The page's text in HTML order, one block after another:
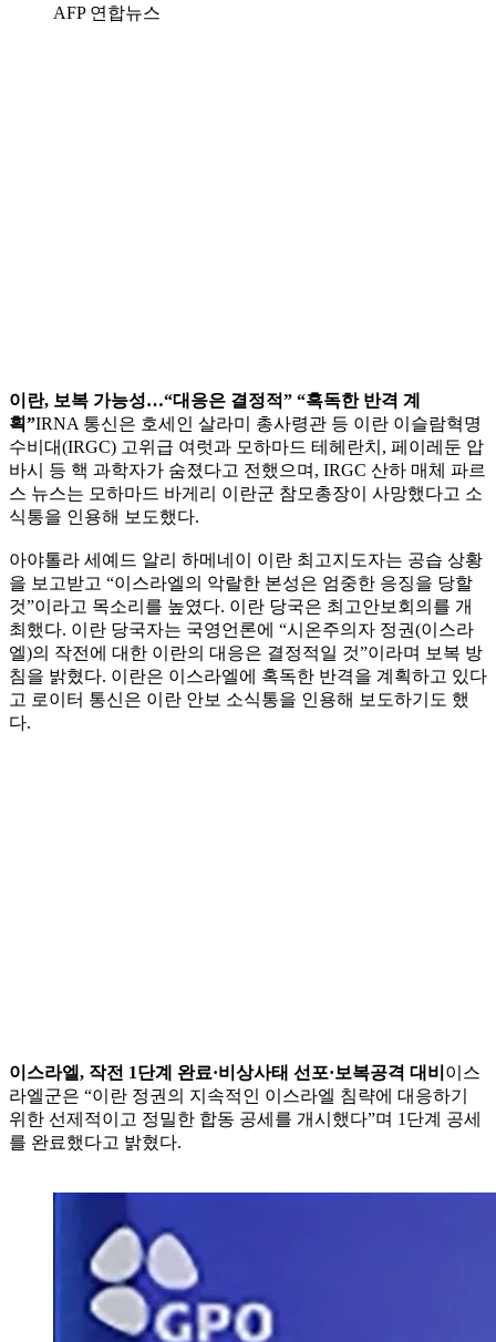
AFP 연합뉴스
이란, 보복 가능성…“대응은 결정적” “혹독한 반격 계
획”IRNA 통신은 호세인 살라미 총사령관 등 이란 이슬람혁명
수비대(IRGC) 고위급 여럿과 모하마드 테헤란치, 페이레둔 압
바시 등 핵 과학자가 숨졌다고 전했으며, IRGC 산하 매체 파르
스 뉴스는 모하마드 바게리 이란군 참모총장이 사망했다고 소
식통을 인용해 보도했다.
아야톨라 세예드 알리 하메네이 이란 최고지도자는 공습 상황
을 보고받고 “이스라엘의 악랄한 본성은 엄중한 응징을 당할
것”이라고 목소리를 높였다. 이란 당국은 최고안보회의를 개
최했다. 이란 당국자는 국영언론에 “시온주의자 정권(이스라
엘)의 작전에 대한 이란의 대응은 결정적일 것”이라며 보복 방
침을 밝혔다. 이란은 이스라엘에 혹독한 반격을 계획하고 있다
고 로이터 통신은 이란 안보 소식통을 인용해 보도하기도 했
다.
이스라엘, 작전 1단계 완료·비상사태 선포·보복공격 대비 이스
라엘군은 “이란 정권의 지속적인 이스라엘 침략에 대응하기
위한 선제적이고 정밀한 합동 공세를 개시했다”며 1단계 공세
를 완료했다고 밝혔다.